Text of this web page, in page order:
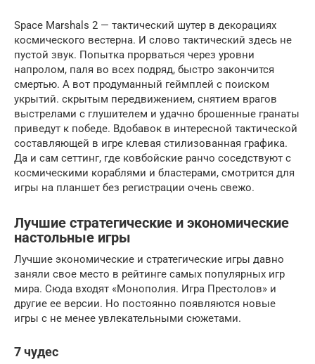
Space Marshals 2 — тактический шутер в декорациях
космического вестерна. И слово тактический здесь не
пустой звук. Попытка прорваться через уровни
напролом, паля во всех подряд, быстро закончится
смертью. А вот продуманный геймплей с поиском
укрытий. скрытым передвижением, снятием врагов
выстрелами с глушителем и удачно брошенные гранаты
приведут к победе. Вдобавок в интересной тактической
составляющей в игре клевая стилизованная графика.
Да и сам сеттинг, где ковбойские ранчо соседствуют с
космическими кораблями и бластерами, смотрится для
игры на планшет без регистрации очень свежо.
Лучшие стратегические и экономические
настольные игры
Лучшие экономические и стратегические игры давно
заняли свое место в рейтинге самых популярных игр
мира. Сюда входят «Монополия. Игра Престолов» и
другие ее версии. Но постоянно появляются новые
игры с не менее увлекательными сюжетами.
7 чудес